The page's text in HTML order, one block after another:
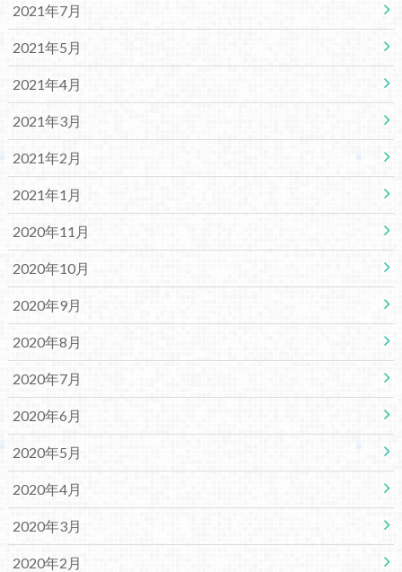
2021年7月
2021年5月
2021年4月
2021年3月
2021年2月
2021年1月
2020年11月
2020年10月
2020年9月
2020年8月
2020年7月
2020年6月
2020年5月
2020年4月
2020年3月
2020年2月